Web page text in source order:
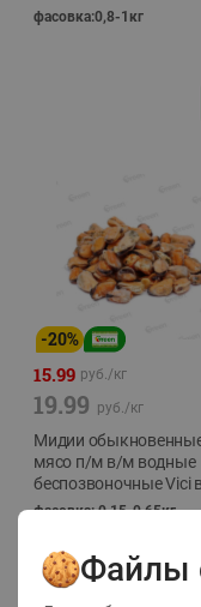
фасовка:0,8-1кг
-20%
15.99 руб./кг
19.99 руб./кг
Мидии
мясо п/м в/м водные
беспозвоночные Vici
фасовка: 0,15-0,65кг
Файлы